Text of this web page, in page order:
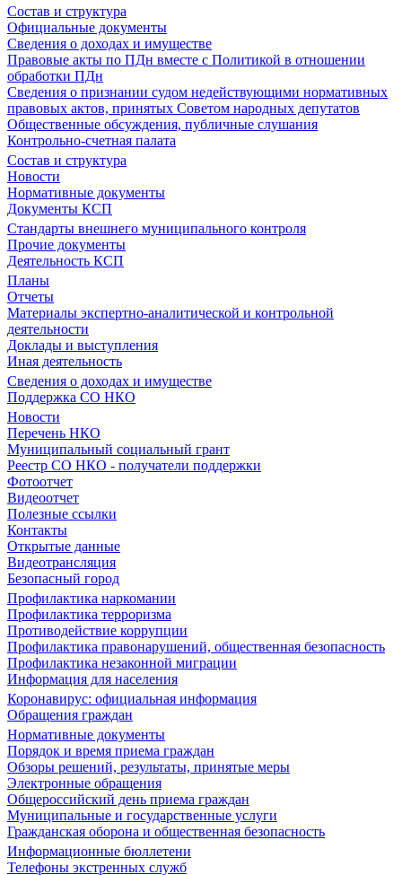
Состав и структура
Официальные документы
Сведения о доходах и имуществе
Правовые акты по ПДн вместе с Политикой в отношении
обработки ПДн
Сведения о признании судом недействующими нормативных
правовых актов, принятых Советом народных депутатов
Общественные обсуждения, публичные слушания
Контрольно-счетная палата
Состав и структура
Новости
Нормативные документы
Документы КСП
Стандарты внешнего муниципального контроля
Прочие документы
Деятельность КСП
Планы
Отчеты
Материалы экспертно-аналитической и контрольной
деятельности
Доклады и выступления
Иная деятельность
Сведения о доходах и имуществе
Поддержка СО НКО
Новости
Перечень НКО
Муниципальный социальный грант
Реестр СО НКО - получатели поддержки
Фотоотчет
Видеоотчет
Полезные ссылки
Контакты
Открытые данные
Видеотрансляция
Безопасный город
Профилактика наркомании
Профилактика терроризма
Противодействие коррупции
Профилактика правонарушений, общественная безопасность
Профилактика незаконной миграции
Информация для населения
Коронавирус: официальная информация
Обращения граждан
Нормативные документы
Порядок и время приема граждан
Обзоры решений, результаты, принятые меры
Электронные обращения
Общероссийский день приема граждан
Муниципальные и государственные услуги
Гражданская оборона и общественная безопасность
Информационные бюллетени
Телефоны экстренных служб